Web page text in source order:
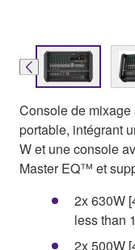
Console de
portable, intégrant
W et une console
Master EQ™ et
2x 630W
less than
2x 500W